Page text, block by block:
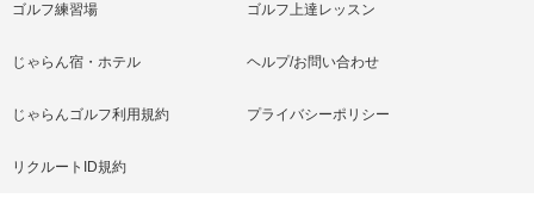
ゴルフ練習場 ゴルフ上達レッスン
じゃらん宿・ホテル ヘルプ/お問い合わせ
じゃらんゴルフ利用規約 プライバシーポリシー
リクルートID規約